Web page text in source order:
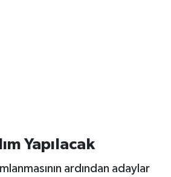
Yapılacak
ardından adaylar